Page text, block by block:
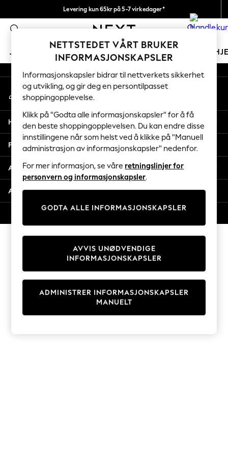
Levering kun 65kr på 5-7 virkedager*
Vi betaler alle tollavgifter 0
JENTER GUTTER BABY KVINNER
GIRLS
New In
50 - 92cm
98 - 110cm
116 - 134cm
140 - 174cm
Trending: Top & Short Sets
Trending: Clogs
Toy Story
THE SET
Coats & Jackets
Sweatshirts & Hoodies
Knitwear
Cardigans
Dresses
Sets & Outfits
T-Shirts
An error occurred on client
Våre sosiale nettverk
Min konto
Logg inn på kontoen din
Hjelp
Personvern & Juridisk
Avdelinger
Andre tjenester
NETTSTEDET VÅRT BRUKER
INFORMASJONSKAPSLER
Informasjonskapsler bidrar til nettverkets sikkerhet
og utvikling, og gir deg en persontilpasset
shoppingopplevelse.
Klikk på "Godta alle informasjonskapsler" for å få
den beste shoppingopplevelsen. Du kan endre disse
innstillingene når som helst ved å klikke på "Manuell
administrasjon av informasjonskapsler" nedenfor.
For mer informasjon, se våre retningslinjer for
personvern og informasjonskapsler.
GODTA ALLE INFORMASJONSKAPSLER
ADMINISTRER INFORMASJONSKAPSLER
MANUELT
AVVIS UNØDVENDIGE
INFORMASJONSKAPSLER